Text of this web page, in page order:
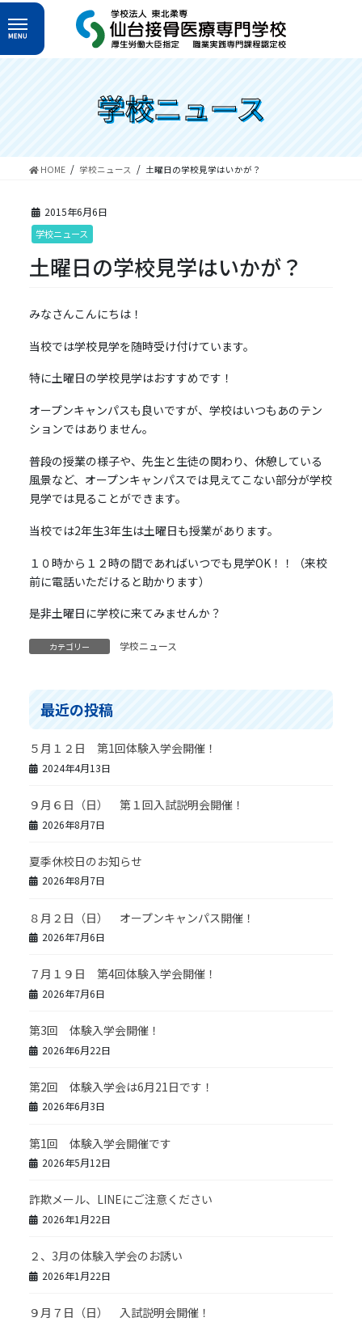
コ
ン
テ
ン
プ
ナ
ビ
ゲ
ー
動
学校ニュース
HOME 学校ニュース 土曜日の学校見学はいかが？
2015年6月6日
学校ニュース
土曜日の学校見学はいかが？
みなさんこんにちは！
当校では学校見学を随時受け付けています。
特に土曜日の学校見学はおすすめです！
オープンキャンパスも良いですが、学校はいつもあのテン
ションではありません。
普段の授業の様子や、先生と生徒の関わり、休憩している
風景など、オープンキャンパスでは見えてこない部分が学校
見学では見ることができます。
当校では2年生3年生は土曜日も授業があります。
１０時から１２時の間であればいつでも見学OK！！（来校
前に電話いただけると助かります）
是非土曜日に学校に来てみませんか？
カテゴリー 学校ニュース
最近の投稿
５月１２日 第1回体験入学会開催！
2024年4月13日
９月６日（日） 第１回入試説明会開催！
2026年8月7日
夏季休校日のお知らせ
2026年8月7日
８月２日（日） オープンキャンパス開催！
2026年7月6日
７月１９日 第4回体験入学会開催！
2026年7月6日
第3回 体験入学会開催！
2026年6月22日
第2回 体験入学会は6月21日です！
2026年6月3日
第1回 体験入学会開催です
2026年5月12日
詐欺メール、LINEにご注意ください
2026年1月22日
２、3月の体験入学会のお誘い
2026年1月22日
９月７日（日） 入試説明会開催！